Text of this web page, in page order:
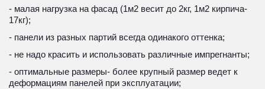
- малая нагрузка на фасад (1м2 весит до 2кг, 1м2 кирпича-
17кг);
- панели из разных партий всегда одинакого оттенка;
- не надо красить и использовать различные импрегнанты;
- оптимальные размеры- более крупный размер ведет к
деформациям панелей при эксплуатации;